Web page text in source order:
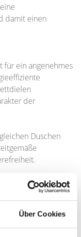
Über Cookies
damit einen
für ein angenehmes
der
Duschen
Zusätzliche
Wohnungen 1-6)